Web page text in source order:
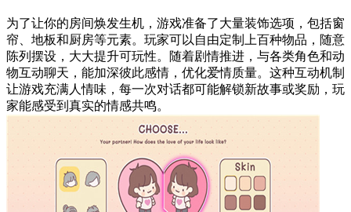
为了让你的房间焕发生机，游戏准备了大量装饰选项，包括窗
帘、地板和厨房等元素。玩家可以自由定制上百种物品，随意
陈列摆设，大大提升可玩性。随着剧情推进，与各类角色和动
物互动聊天，能加深彼此感情，优化爱情质量。这种互动机制
让游戏充满人情味，每一次对话都可能解锁新故事或奖励，玩
家能感受到真实的情感共鸣。